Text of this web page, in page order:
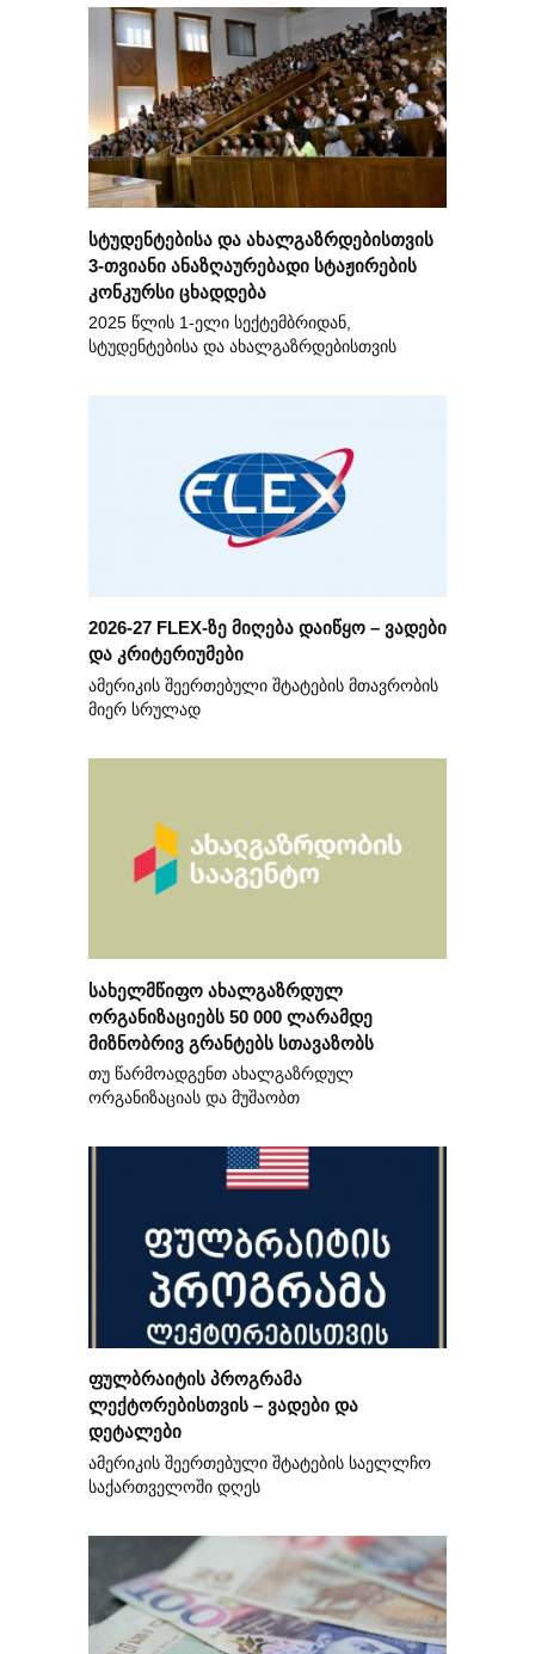
სტუდენტებისა და ახალგაზრდებისთვის
3-თვიანი ანაზღაურებადი სტაჟირების
კონკურსი ცხადდება
2025 წლის 1-ელი სექტემბრიდან,
სტუდენტებისა და ახალგაზრდებისთვის
2026-27 FLEX-ზე მიღება დაიწყო – ვადები
და კრიტერიუმები
ამერიკის შეერთებული შტატების მთავრობის
მიერ სრულად
სახელმწიფო ახალგაზრდულ
ორგანიზაციებს 50 000 ლარამდე
მიზნობრივ გრანტებს სთავაზობს
თუ წარმოადგენთ ახალგაზრდულ
ორგანიზაციას და მუშაობთ
ფულბრაიტის პროგრამა
ლექტორებისთვის – ვადები და
დეტალები
ამერიკის შეერთებული შტატების საელლჩო
საქართველოში დღეს